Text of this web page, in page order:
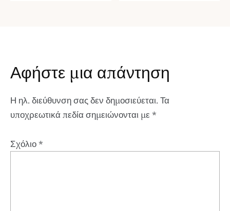
Αφήστε μια απάντηση
Η ηλ. διεύθυνση σας δεν δημοσιεύεται. Τα
υποχρεωτικά πεδία σημειώνονται με *
Σχόλιο*